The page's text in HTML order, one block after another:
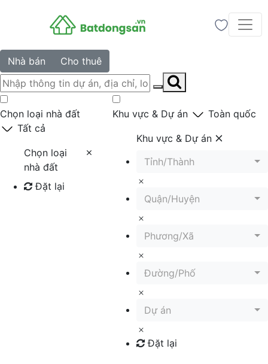
Nhà bán Cho thuê
Chọn loại nhà đất
Tất cả
Chọn loại
nhà đất
Đặt lại
Khu vực & Dự án Toàn quốc
Khu vực & Dự án
Tỉnh/Thành
Quận/Huyện
Phương/Xã
Đường/Phố
Dự án
Đặt lại